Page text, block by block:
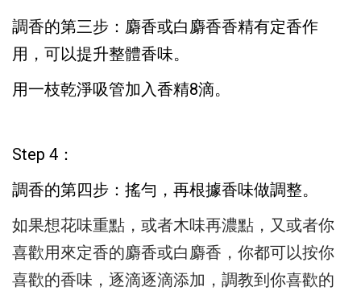
調香的第三步： 麝香或白麝香香精有定香作
用， 可以提升整體香味。
用一枝乾淨吸管加入香精8滴。
Step 4：
調香的第四步： 搖勻，再根據香味做調整。
如果想花味重點，或者木味再濃點， 又或者你
喜歡用來定香的麝香或白麝香， 你都可以按你
喜歡的香味，逐滴逐滴添加， 調教到你喜歡的